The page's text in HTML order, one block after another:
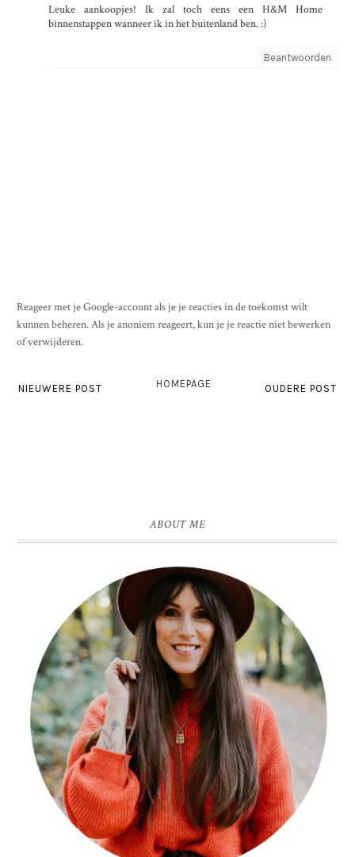
Leuke aankoopjes! Ik zal toch eens een H&M Home
binnenstappen wanneer ik in het buitenland ben. :)
Beantwoorden
Reageer met je Google-account als je je reacties in de toekomst wilt
kunnen beheren. Als je anoniem reageert, kun je je reactie niet bewerken
of verwijderen.
NIEUWERE POST OUDERE POST
HOMEPAGE
ABOUT ME